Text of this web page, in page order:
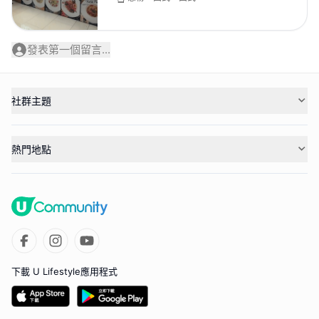
發表第一個留言...
社群主題
熱門地點
下載 U Lifestyle應用程式